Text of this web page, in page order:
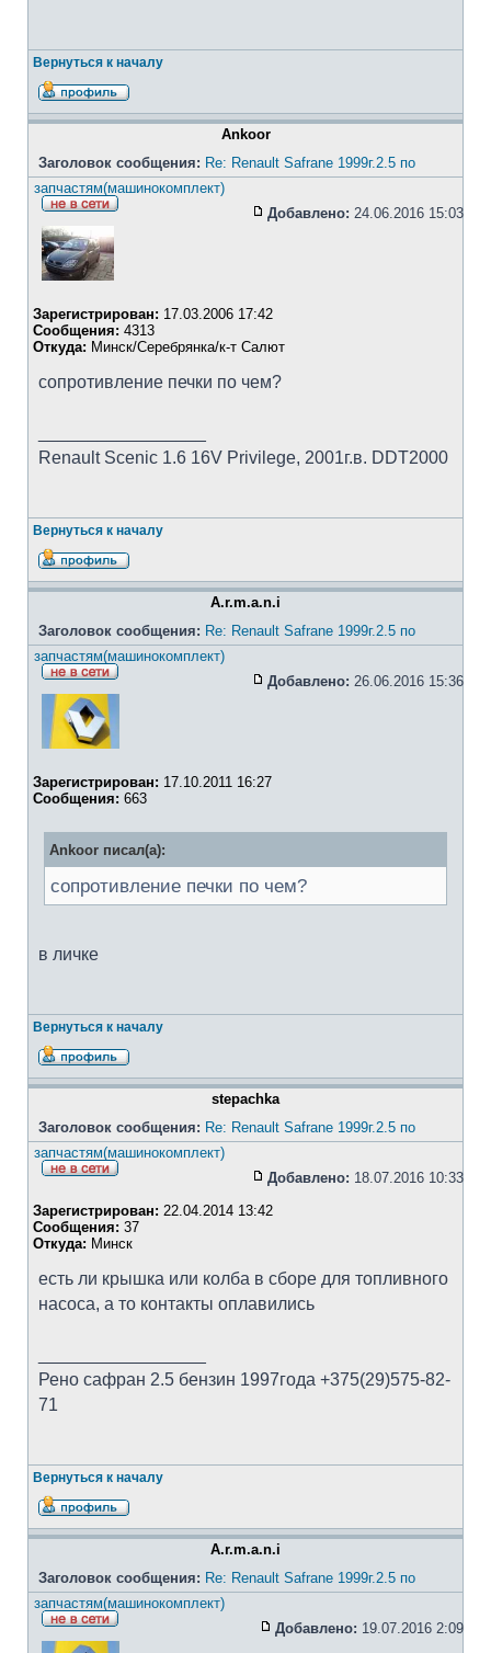
Вернуться к началу
Ankoor
Заголовок сообщения: Re: Renault Safrane 1999г.2.5 по
запчастям(машинокомплект)
Добавлено: 24.06.2016 15:03
Зарегистрирован: 17.03.2006 17:42
Сообщения: 4313
Откуда: Минск/Серебрянка/к-т Салют
сопротивление печки по чем?
Renault Scenic 1.6 16V Privilege, 2001г.в. DDT2000
Вернуться к началу
A.r.m.a.n.i
Заголовок сообщения: Re: Renault Safrane 1999г.2.5 по
запчастям(машинокомплект)
Добавлено: 26.06.2016 15:36
Зарегистрирован: 17.10.2011 16:27
Сообщения: 663
Ankoor писал(а):
сопротивление печки по чем?
в личке
Вернуться к началу
stepachka
Заголовок сообщения: Re: Renault Safrane 1999г.2.5 по
запчастям(машинокомплект)
Добавлено: 18.07.2016 10:33
Зарегистрирован: 22.04.2014 13:42
Сообщения: 37
Откуда: Минск
есть ли крышка или колба в сборе для топливного
насоса, а то контакты оплавились
Рено сафран 2.5 бензин 1997года +375(29)575-82-
71
Вернуться к началу
A.r.m.a.n.i
Заголовок сообщения: Re: Renault Safrane 1999г.2.5 по
запчастям(машинокомплект)
Добавлено: 19.07.2016 2:09